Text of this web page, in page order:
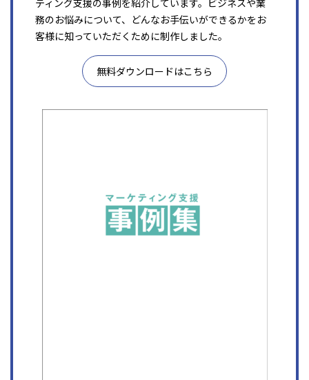
ティング支援の事例を紹介しています。ビジネスや業
務のお悩みについて、どんなお手伝いができるかをお
客様に知っていただくために制作しました。
無料ダウンロードはこちら